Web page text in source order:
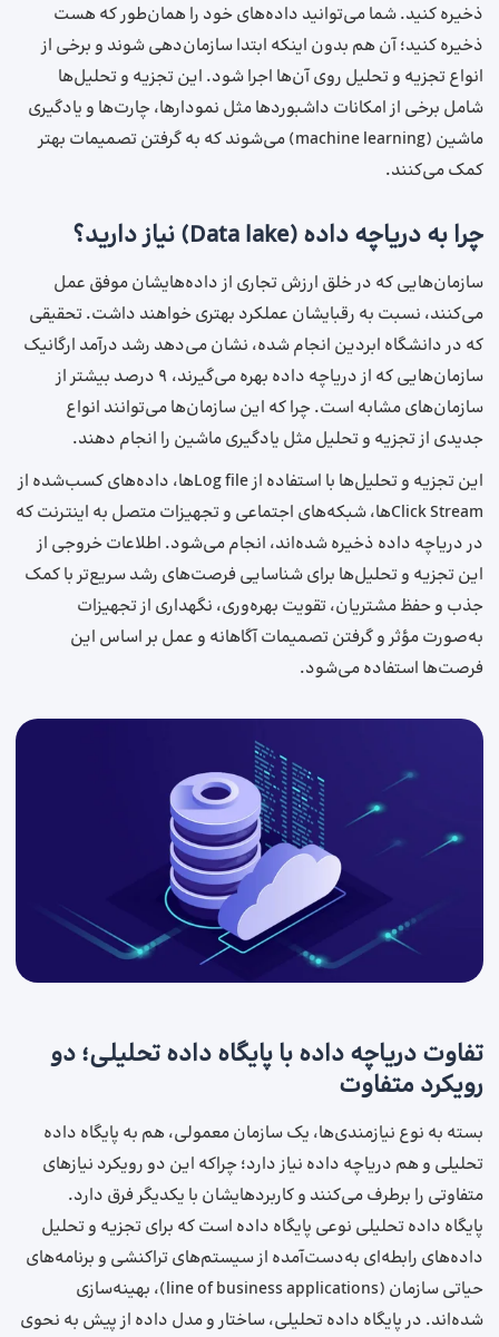
ذخیره کنید. شما می‌توانید داده‌های خود را همان‌طور که هست
ذخیره کنید؛ آن ‌هم بدون اینکه ابتدا سازمان‌دهی شوند و برخی از
انواع تجزیه‌ و تحلیل روی آن‌ها اجرا شود. این تجزیه‌ و تحلیل‌ها
شامل برخی از امکانات داشبوردها مثل نمودارها، چارت‌ها و یادگیری
ماشین (machine learning) می‌شوند که به گرفتن تصمیمات بهتر
کمک می‌کنند.
چرا به دریاچه داده (Data lake) نیاز دارید؟
سازمان‌هایی که در خلق ارزش تجاری از داده‌هایشان موفق عمل
می‌کنند، نسبت به رقبایشان عملکرد بهتری خواهند داشت. تحقیقی
که در دانشگاه ابردین انجام شده، نشان می‌دهد رشد درآمد ارگانیک
سازمان‌هایی که از دریاچه داده بهره می‌گیرند، ۹ درصد بیشتر از
سازمان‌های مشابه است. چرا که این سازمان‌ها می‌توانند انواع
جدیدی از تجزیه ‌و تحلیل مثل یادگیری ماشین را انجام دهند.
این تجزیه‌ و تحلیل‌ها با استفاده از Log fileها، داده‌های کسب‌شده از
Click Streamها، شبکه‌های اجتماعی و تجهیزات متصل به اینترنت که
در دریاچه داده ذخیره شده‌اند، انجام می‌شود. اطلاعات خروجی از
این تجزیه‌ و تحلیل‌ها برای شناسایی فرصت‌های رشد سریع‌تر با کمک
جذب و حفظ مشتریان، تقویت بهره‌وری، نگهداری از تجهیزات
به‌صورت مؤثر و گرفتن تصمیمات آگاهانه و عمل بر اساس این
فرصت‌ها استفاده می‌شود.
تفاوت دریاچه داده با پایگاه داده تحلیلی؛ دو
رویکرد متفاوت
بسته به نوع نیازمندی‌ها، یک سازمان معمولی، هم به پایگاه داده
تحلیلی و هم دریاچه داده نیاز دارد؛ چراکه این دو رویکرد نیازهای
متفاوتی را برطرف می‌کنند و کاربردهایشان با یکدیگر فرق دارد.
پایگاه داده تحلیلی نوعی پایگاه داده است که برای تجزیه ‌و تحلیل
داده‌های رابطه‌ای به‌دست‌آمده از سیستم‌های تراکنشی و برنامه‌های
حیاتی سازمان (line of business applications)، بهینه‌سازی
شده‌اند. در پایگاه داده تحلیلی، ساختار و مدل داده از پیش به نحوی